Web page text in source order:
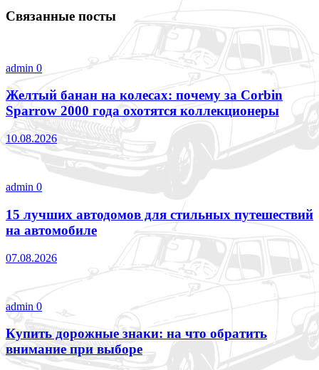
Связанные посты
admin 0
Желтый банан на колесах: почему за Corbin
Sparrow 2000 года охотятся коллекционеры
10.08.2026
admin 0
15 лучших автодомов для стильных путешествий
на автомобиле
07.08.2026
admin0
Купить дорожные знаки: на что обратить
внимание при выборе